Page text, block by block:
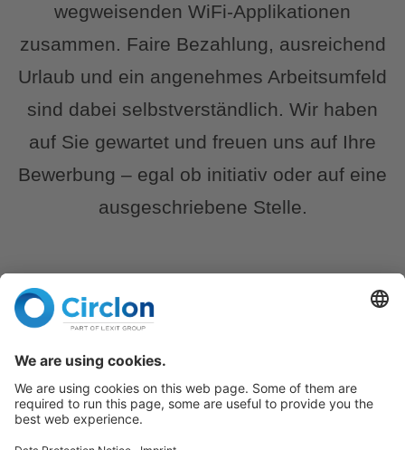
wegweisenden WiFi-Applikationen
zusammen. Faire Bezahlung, ausreichend
Urlaub und ein angenehmes Arbeitsumfeld
sind dabei selbstverständlich. Wir haben
auf Sie gewartet und freuen uns auf Ihre
Bewerbung – egal ob initiativ oder auf eine
ausgeschriebene Stelle.
Offene
Stellenangebote: